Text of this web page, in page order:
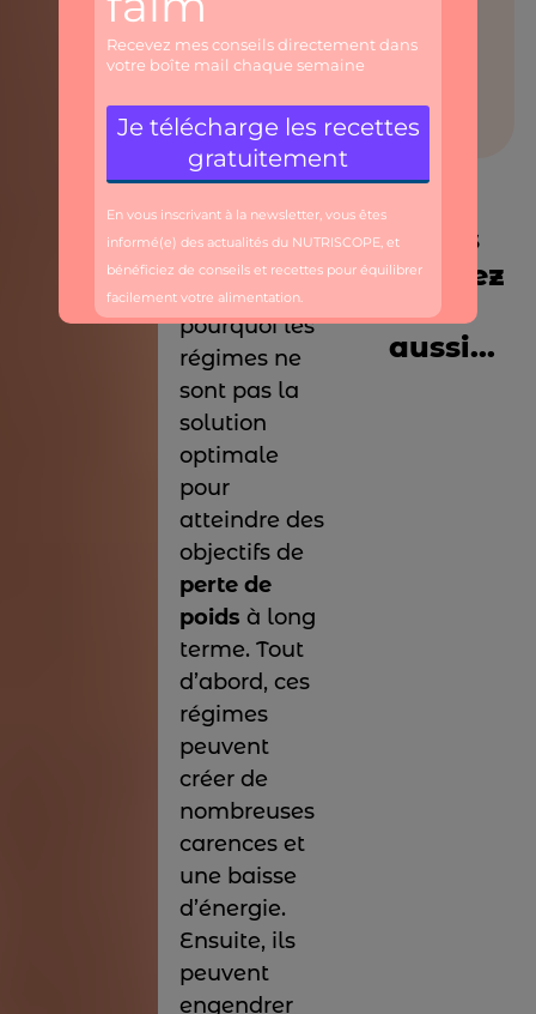
poids perdu
est souvent
entraînant le
redouté effet
yo-yo.
raisons
expliquent
pourquoi les
régimes ne
sont pas la
solution
optimale
pour
atteindre des
objectifs de
perte de
poids à long
terme. Tout
d’abord, ces
régimes
peuvent
créer de
nombreuses
carences et
une baisse
d’énergie.
Ensuite, ils
peuvent
engendrer
Vous
aimerez
lire
aussi...